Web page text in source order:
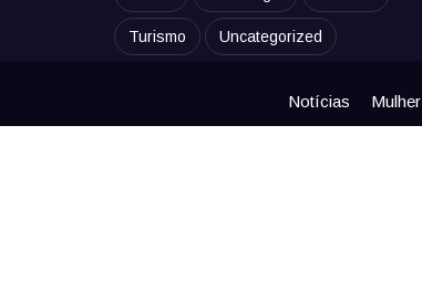
Turismo Uncategorized
Notícias Mulher